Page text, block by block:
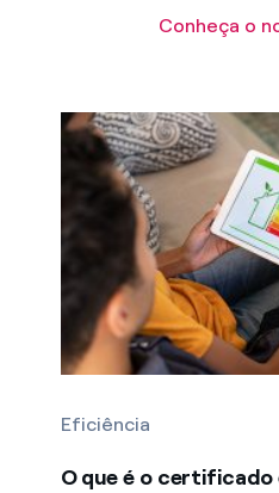
Conheça o
Eficiência
O que é o